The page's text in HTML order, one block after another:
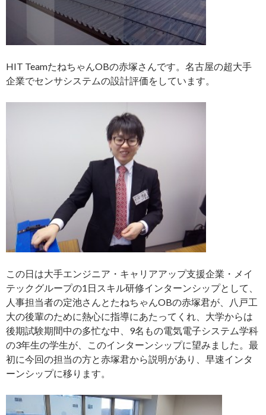
HIT TeamたねちゃんOBの赤塚さんです。名古屋の超大手
企業でセンサシステムの設計評価をしています。
この日は大手エンジニア・キャリアアップ支援企業・メイ
テックグループの1日スキル研修インターンシップとして、
人事担当者の定池さんとたねちゃんOBの赤塚君が、八戸工
大の後輩のために熱心に指導にあたってくれ、大学からは
後期試験期間中の多忙な中、9名もの電気電子システム学科
の3年生の学生が、このインターンシップに望みました。最
初に今回の担当の方と赤塚君から説明があり、早速インタ
ーンシップに移ります。